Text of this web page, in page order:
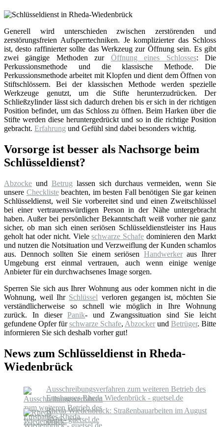
Generell wird unterschieden zwischen zerstörenden und
zerstörungsfreien Aufsperrtechniken. Je komplizierter das Schloss
ist, desto raffinierter sollte das Werkzeug zur Öffnung sein. Es gibt
zwei gängige Methoden zur Öffnung eines Schlosses: Die
Perkussionsmethode und die klassische Methode. Die
Perkussionsmethode arbeitet mit Klopfen und dient dem Öffnen von
Stiftschlössern. Bei der klassischen Methode werden spezielle
Werkzeuge genutzt, um die Stifte herunterzudrücken. Der
Schließzylinder lässt sich dadurch drehen bis er sich in der richtigen
Position befindet, um das Schloss zu öffnen. Beim Harken über die
Stifte werden diese heruntergedrückt und so in die richtige Position
gebracht. Erfahrung und Gefühl sind dabei besonders wichtig.
Vorsorge ist besser als Nachsorge beim
Schlüsseldienst?
Abzocke und Betrug lassen sich durchaus vermeiden, wenn Sie
unsere Checklistebeachten, im besten Fall benötigen Sie gar keinen
Schlüsseldienst, weil Sie vorbereitet sind und einen Zweitschlüssel
bei einer vertrauenswürdigen Person in der Nähe untergebracht
haben. Außer bei persönlicher Bekanntschaft weiß vorher nie ganz
sicher, ob man sich einen seriösen Schlüsseldienstleister ins Haus
geholt hat oder nicht. Vieleschwarze Schafe dominieren den Markt
und nutzen die Notsituation und Verzweiflung der Kunden schamlos
aus. Dennoch sollten Sie einem seriösen Handwerkeraus Ihrer
Umgebung erst einmal vertrauen, auch wenn einige wenige
Anbieter für ein durchwachsenes Image sorgen.
Sperren Sie sich aus Ihrer Wohnung aus oder kommen nicht in die
Wohnung, weil Ihr Schlüssel verloren gegangen ist, möchten Sie
verständlicherweise so schnell wie möglich in Ihre Wohnung
zurück. In dieserPanik- und Zwangssituation sind Sie leicht
gefundene Opfer fürschwarze Schafe, Abzocker und Betrüger. Bitte
informieren Sie sich deshalb vorher gut!
News zum Schlüsseldienst in Rheda-
Wiedenbrück
Ausschreibungsverfahren zum weiteren Betrieb des
Emshauses Rheda Wiedenbrück - guetsel.de
Rheda Wiedenbrück: Straßenbauarbeiten im August
2026 - guetsel.de